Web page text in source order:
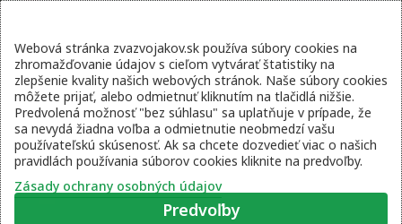
Kontaktné údaje
email: tajomnik@zvsr.sk
telefón: 0908535335
vojenská linka: 0960 333 818
Webová stránka zvazvojakov.sk používa súbory cookies na
zhromažďovanie údajov s cieľom vytvárať štatistiky na
zlepšenie kvality našich webových stránok. Naše súbory cookies
môžete prijať, alebo odmietnuť kliknutím na tlačidlá nižšie.
Predvolená možnosť "bez súhlasu" sa uplatňuje v prípade, že
sa nevydá žiadna voľba a odmietnutie neobmedzí vašu
používateľskú skúsenosť. Ak sa chcete dozvedieť viac o našich
pravidlách používania súborov cookies kliknite na predvoľby.
Zásady ochrany osobných údajov
Predvoľby